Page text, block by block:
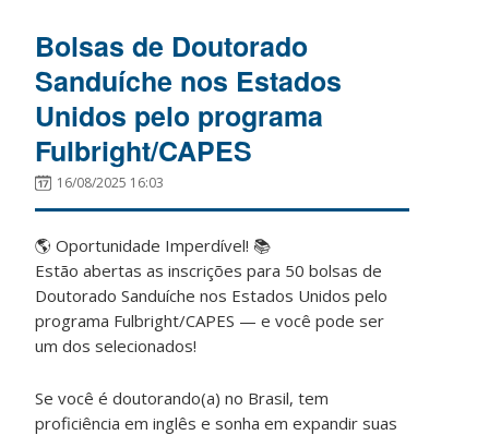
Bolsas de Doutorado
Sanduíche nos Estados
Unidos pelo programa
Fulbright/CAPES
16/08/2025 16:03
🌎 Oportunidade Imperdível! 📚
Estão abertas as inscrições para 50 bolsas de
Doutorado Sanduíche nos Estados Unidos pelo
programa Fulbright/CAPES — e você pode ser
um dos selecionados!
Se você é doutorando(a) no Brasil, tem
proficiência em inglês e sonha em expandir suas